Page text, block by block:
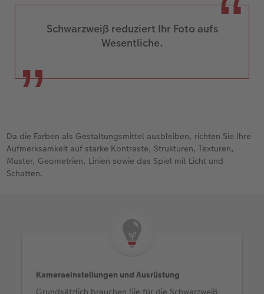
Schwarzweiß reduziert Ihr Foto aufs
Wesentliche.
Da die Farben als Gestaltungsmittel ausbleiben, richten Sie Ihre
Aufmerksamkeit auf starke Kontraste, Strukturen, Texturen,
Muster, Geometrien, Linien sowie das Spiel mit Licht und
Schatten.
Kameraeinstellungen und Ausrüstung
Grundsätzlich brauchen Sie für die Schwarzweiß-